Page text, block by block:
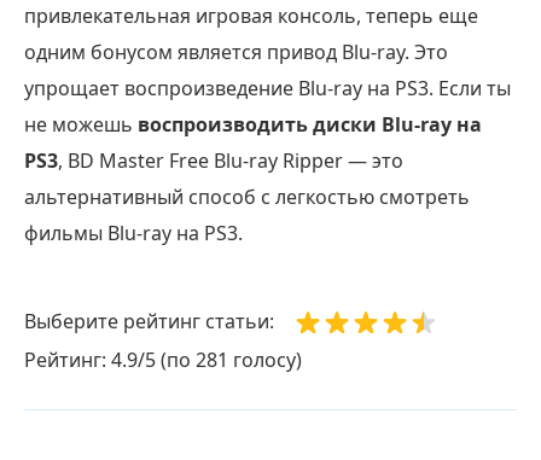
привлекательная игровая консоль, теперь еще
одним бонусом является привод Blu-ray. Это
упрощает воспроизведение Blu-ray на PS3. Если ты
не можешь воспроизводить диски Blu-ray на
PS3, BD Master Free Blu-ray Ripper — это
альтернативный способ с легкостью смотреть
фильмы Blu-ray на PS3.
Выберите рейтинг статьи:
Рейтинг: 4.9/5 (по 281 голосу)